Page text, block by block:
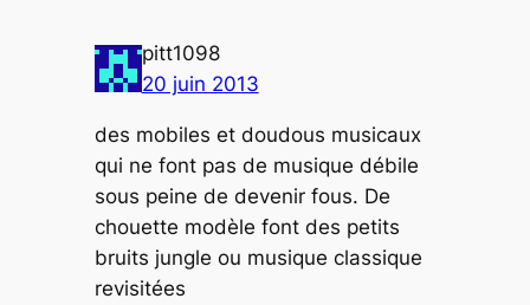
pitt1098
20 juin 2013
des mobiles et doudous musicaux
qui ne font pas de musique débile
sous peine de devenir fous. De
chouette modèle font des petits
bruits jungle ou musique classique
revisitées